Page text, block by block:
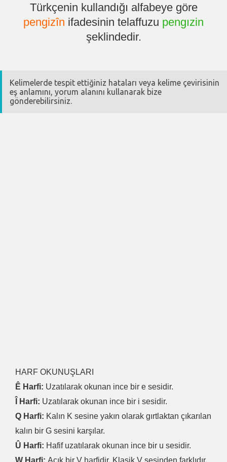
Türkçenin kullandığı alfabeye göre
pengizîn ifadesinin telaffuzu pengızin
şeklindedir.
Kelimelerde tespit ettiğiniz hataları veya kelime çevirisinin
eş anlamını, yorum alanını kullanarak bize
gönderebilirsiniz.
HARF OKUNUŞLARI
Ê Harfi: Uzatılarak okunan ince bir e sesidir.
Î Harfi: Uzatılarak okunan ince bir i sesidir.
Q Harfi: Kalın K sesine yakın olarak gırtlaktan çıkarılan
kalın bir G sesini karşılar.
Û Harfi: Hafif uzatılarak okunan ince bir u sesidir.